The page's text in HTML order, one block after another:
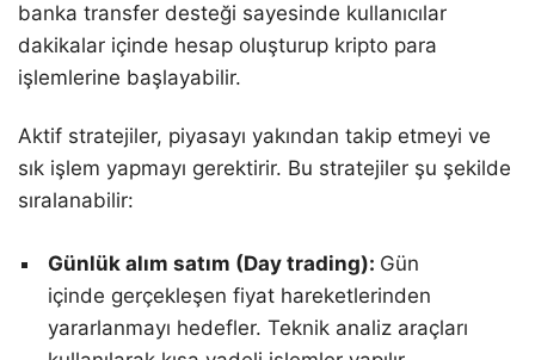
banka transfer desteği sayesinde kullanıcılar
dakikalar içinde hesap oluşturup kripto para
işlemlerine başlayabilir.
Aktif stratejiler, piyasayı yakından takip etmeyi ve
sık işlem yapmayı gerektirir. Bu stratejiler şu şekilde
sıralanabilir:
Günlük alım satım (Day trading): Gün
içinde gerçekleşen fiyat hareketlerinden
yararlanmayı hedefler. Teknik analiz araçları